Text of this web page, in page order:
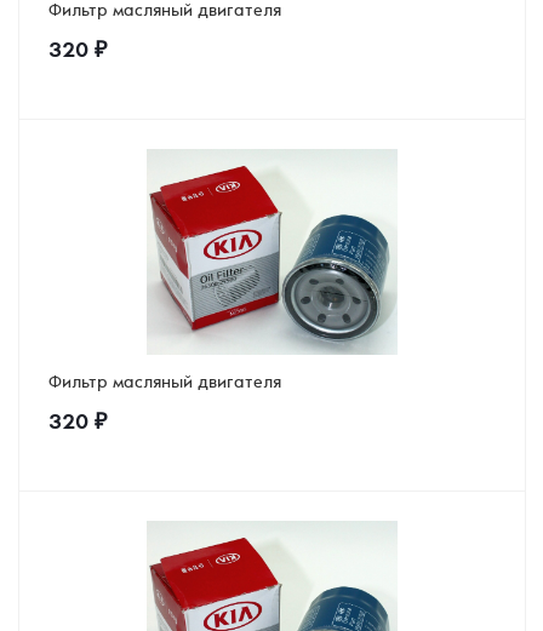
Фильтр масляный двигателя
320 ₽
Фильтр масляный двигателя
320 ₽